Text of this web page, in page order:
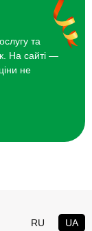
та
На сайті —
не
RU UA